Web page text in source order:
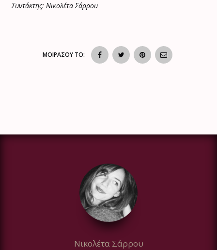
Συντάκτης: Νικολέτα Σάρρου
ΜΟΙΡΑΣΟΥ ΤΟ:
Νικολέτα Σάρρου